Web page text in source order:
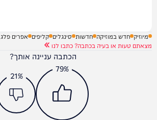
מיוזיק חדש במוזיקה חדשות סינגלים קליפים אפרים פלג
מצאתם טעות או בעיה בכתבה? כתבו לנו
הכתבה עניינה אותך?
79%
21%